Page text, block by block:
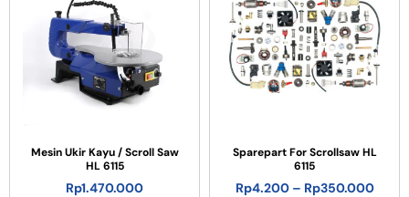
Mesin Ukir Kayu / Scroll Saw
HL 6115
Rp1.470.000
Sparepart For Scrollsaw HL
6115
Rp4.200 – Rp350.000